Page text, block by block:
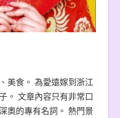
美食。 為愛遠嫁到浙江
。 文章內容只有非常口
奧的專有名詞。 熱門景